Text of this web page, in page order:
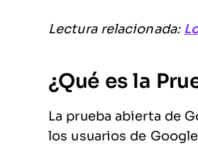
Lectura relacionada:
¿Qué es la
La prueba abierta de
los usuarios de